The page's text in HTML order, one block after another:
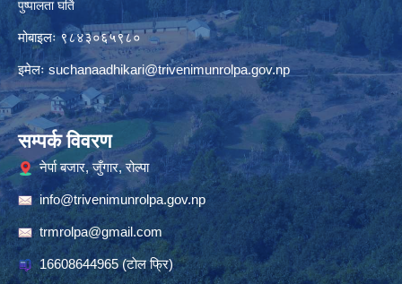
पुष्पालता घर्ति
मोबाइलः ९८४३०६५९८०
इमेलःsuchanaadhikari@trivenimunrolpa.gov.np
सम्पर्क विवरण
नेर्पा बजार, जुँगार, रोल्पा
info@trivenimunrolpa.gov.np
trmrolpa@gmail.com
16608644965(टाेल फ्रि)